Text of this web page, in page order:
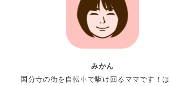
みかん
国分寺の街を自転車で駆け回るママです！ほ